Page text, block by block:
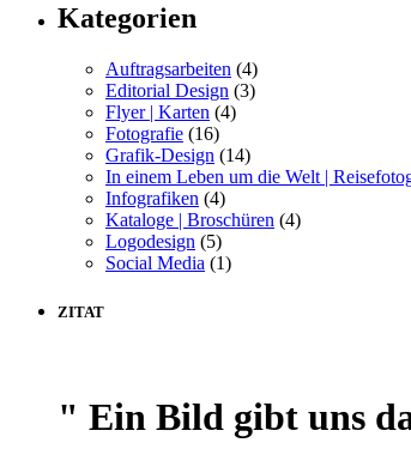
Kategorien
Auftragsarbeiten (4)
Editorial Design (3)
Flyer | Karten (4)
Fotografie (16)
Grafik-Design (14)
In einem Leben um die Welt |
Infografiken (4)
Kataloge | Broschüren (4)
Logodesign (5)
Social Media (1)
ZITAT
" Ein Bild gibt uns